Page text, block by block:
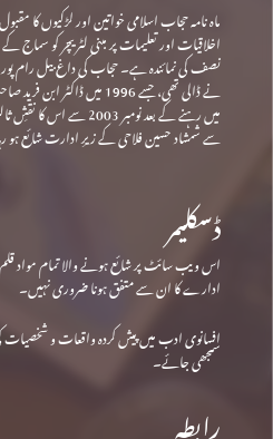
ماہ نامہ حجاب اسلامی خواتین اور لڑکیوں کا
اخلاقیات اور تعلیمات پر مبنی لٹریچر کو
نے ڈالی تھی، جسے 1996 میں
میں رہنے کے بعد نومبر
سے شمشاد حسین فلاحی کے زیرِ ادارت شائع ہو
ڈسکلیمر
اس ویب سائٹ پر شائع ہونے والا تمام مواد
ادارے کا ان سے متفق ہونا ضروری نہیں۔
افسانوی ادب میں پیش کردہ واقعات و
سمجھی جائے۔
رابطہ